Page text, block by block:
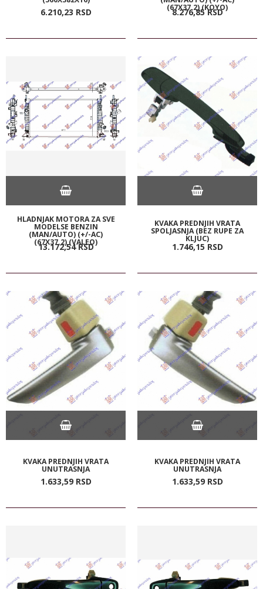
6.210,23 RSD (67X37.2) (KOYO)
8.276,85 RSD
HLADNJAK MOTORA ZA SVE
MODELSE BENZIN
(MAN/AUTO) (+/-AC)
(67X37.2) (VALEO)
13.172,54 RSD
KVAKA PREDNJIH VRATA
SPOLJASNJA (BEZ RUPE ZA
KLJUC)
1.746,15 RSD
KVAKA PREDNJIH VRATA
UNUTRASNJA
1.633,59 RSD
KVAKA PREDNJIH VRATA
UNUTRASNJA
1.633,59 RSD